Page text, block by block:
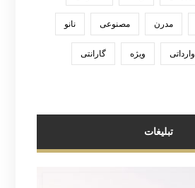
مدرن مصنوعی نانو
وارداتی ویژه گارانتی
تبلیغات